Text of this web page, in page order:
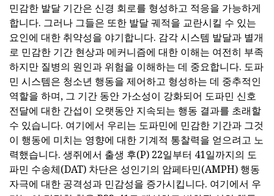
민감한 발달 기간은 신경 회로를 형성하고 적응을 가능하게
합니다. 그러나 그들은 또한 발달 궤적을 교란시킬 수 있는
요인에 대한 취약성을 야기합니다. 감각 시스템 발달과 별개
로 민감한 기간 현상과 메커니즘에 대한 이해는 여전히 부족
하지만 질병의 원인과 위험을 이해하는 데 중요합니다. 도파
민 시스템은 청소년 행동을 제어하고 형성하는 데 중추적인
역할을 하며, 그 기간 동안 가소성이 강화되어 도파민 신호
전달에 대한 간섭이 오랫동안 지속되는 행동 결과를 초래할
수 있습니다. 여기에서 우리는 도파민에 민감한 기간과 그것
이 행동에 미치는 영향에 대한 기계적 통찰력을 얻으려고 노
력했습니다. 생쥐에서 출생 후(P) 22일부터 41일까지의 도
파민 수송체(DAT) 차단은 성인기의 암페타민(AMPH) 행동
자극에 대한 공격성과 민감성을 증가시킵니다. 여기에서 우